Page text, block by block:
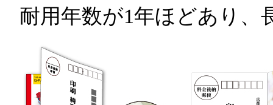
耐用年数が1年ほどあり、